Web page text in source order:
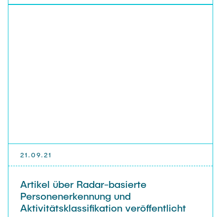
21.09.21
Artikel über Radar-basierte
Personenerkennung und
Aktivitätsklassifikation veröffentlicht